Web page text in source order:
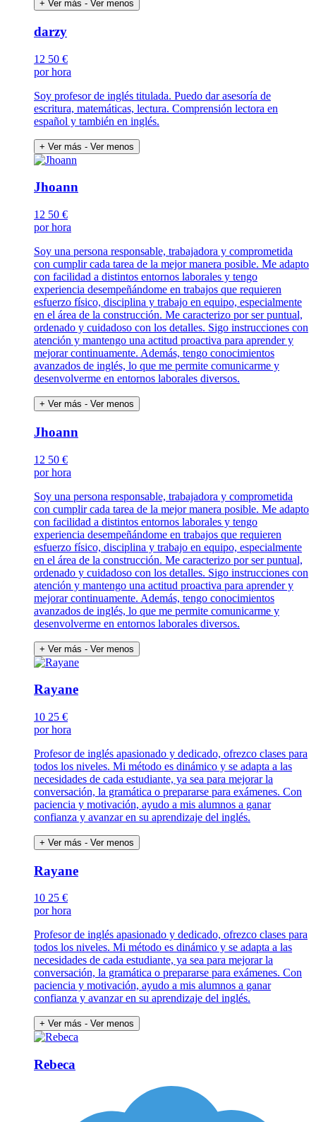
+ Ver más - Ver menos
darzy
12 50 €
por hora
Soy profesor de inglés titulada. Puedo dar asesoría de
escritura, matemáticas, lectura. Comprensión lectora en
español y también en inglés.
+ Ver más - Ver menos
Jhoann
12 50 €
por hora
Soy una persona responsable, trabajadora y comprometida
con cumplir cada tarea de la mejor manera posible. Me adapto
con facilidad a distintos entornos laborales y tengo
experiencia desempeñándome en trabajos que requieren
esfuerzo físico, disciplina y trabajo en equipo, especialmente
en el área de la construcción. Me caracterizo por ser puntual,
ordenado y cuidadoso con los detalles. Sigo instrucciones con
atención y mantengo una actitud proactiva para aprender y
mejorar continuamente. Además, tengo conocimientos
avanzados de inglés, lo que me permite comunicarme y
desenvolverme en entornos laborales diversos.
+ Ver más - Ver menos
Jhoann
12 50 €
por hora
Soy una persona responsable, trabajadora y comprometida
con cumplir cada tarea de la mejor manera posible. Me adapto
con facilidad a distintos entornos laborales y tengo
experiencia desempeñándome en trabajos que requieren
esfuerzo físico, disciplina y trabajo en equipo, especialmente
en el área de la construcción. Me caracterizo por ser puntual,
ordenado y cuidadoso con los detalles. Sigo instrucciones con
atención y mantengo una actitud proactiva para aprender y
mejorar continuamente. Además, tengo conocimientos
avanzados de inglés, lo que me permite comunicarme y
desenvolverme en entornos laborales diversos.
+ Ver más - Ver menos
Rayane
10 25 €
por hora
Profesor de inglés apasionado y dedicado, ofrezco clases para
todos los niveles. Mi método es dinámico y se adapta a las
necesidades de cada estudiante, ya sea para mejorar la
conversación, la gramática o prepararse para exámenes. Con
paciencia y motivación, ayudo a mis alumnos a ganar
confianza y avanzar en su aprendizaje del inglés.
+ Ver más - Ver menos
Rayane
10 25 €
por hora
Profesor de inglés apasionado y dedicado, ofrezco clases para
todos los niveles. Mi método es dinámico y se adapta a las
necesidades de cada estudiante, ya sea para mejorar la
conversación, la gramática o prepararse para exámenes. Con
paciencia y motivación, ayudo a mis alumnos a ganar
confianza y avanzar en su aprendizaje del inglés.
+ Ver más - Ver menos
Rebeca